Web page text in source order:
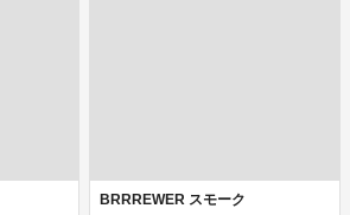
BRRREWER スモーク